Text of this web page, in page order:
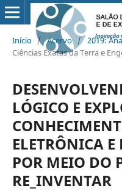
Início / Acervo / 2019:
Ciências Exatas da Terra e
LÓGICO E
ELETRÔNICA
POR MEIO DO
RE_INVENTAR